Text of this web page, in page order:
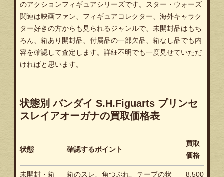
のアクションフィギュアシリーズです。スター・ウォーズ
関連は映画ファン、フィギュアコレクター、海外キャラク
ター好きの方からも見られるジャンルで、未開封品はもち
ろん、箱あり開封品、付属品の一部欠品、箱なし品でも内
容を確認して査定します。詳細不明でも一度見せていただ
ければと思います。
状態別 バンダイ S.H.Figuarts プリンセ
スレイアオーガナの買取価格表
状態 確認するポイント
買取
価格
未開封・箱
箱のスレ、角つぶれ、テープの状
8,500